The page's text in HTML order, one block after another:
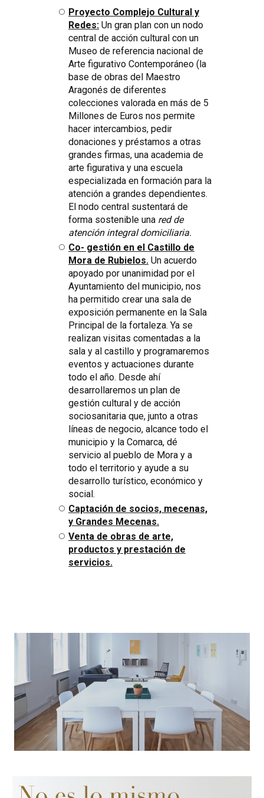
Proyecto Complejo Cultural y
Redes: Un gran plan con un nodo
central de acción cultural con un
Museo de referencia nacional de
Arte figurativo Contemporáneo (la
base de obras del Maestro
Aragonés de diferentes
colecciones valorada en más de 5
Millones de Euros nos permite
hacer intercambios, pedir
donaciones y préstamos a otras
grandes firmas, una academia de
arte figurativa y una escuela
especializada en formación para la
atención a grandes dependientes.
El nodo central sustentará de
forma sostenible una red de
atención integral domiciliaria.
Co- gestión en el Castillo de
Mora de Rubielos. Un acuerdo
apoyado por unanimidad por el
Ayuntamiento del municipio, nos
ha permitido crear una sala de
exposición permanente en la Sala
Principal de la fortaleza. Ya se
realizan visitas comentadas a la
sala y al castillo y programaremos
eventos y actuaciones durante
todo el año. Desde ahí
desarrollaremos un plan de
gestión cultural y de acción
sociosanitaria que, junto a otras
líneas de negocio, alcance todo el
municipio y la Comarca, dé
servicio al pueblo de Mora y a
todo el territorio y ayude a su
desarrollo turístico, económico y
social.
Captación de socios, mecenas,
y Grandes Mecenas.
Venta de obras de arte,
productos y prestación de
servicios.